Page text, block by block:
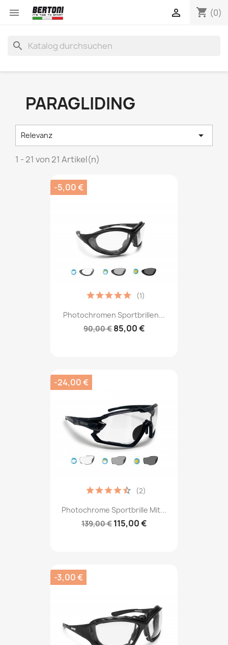
 shopping_cart (0)

search
PARAGLIDING
Relevanz 
1 - 21 von 21 Artikel(n)
Photochromen Sportbrillen...
90,00 € 85,00 €
(1)
-5,00 €
Photochrome Sportbrille Mit...
139,00 € 115,00 €
(2)
-24,00 €
-3,00 €